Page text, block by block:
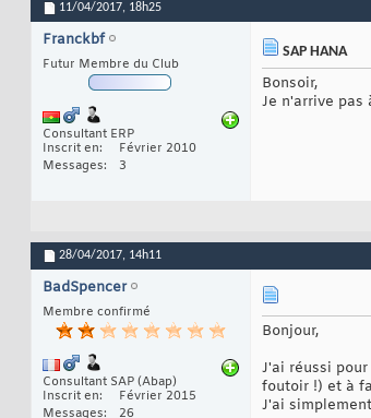
11/04/2017, 18h25
Franckbf
Futur Membre du Club
Consultant ERP
Inscrit en
Février 2010
Messages
3
SAP HANA
Bonsoir,
Je n'arrive
28/04/2017, 14h11
BadSpencer
Membre confirmé
Consultant SAP (Abap)
Inscrit en
Février 2015
Messages
26
Bonjour,
J'ai réussi
foutoir !) et à
J'ai